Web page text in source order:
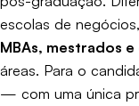
escolas de
MBAs, mestrados
áreas. Para o
— com uma única